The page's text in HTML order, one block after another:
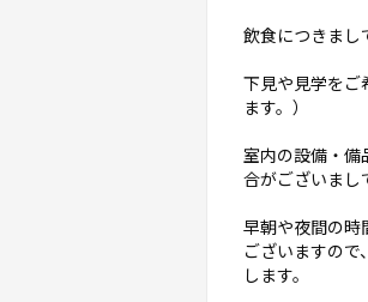
飲食につきまし
下見や見学をご
ます。）
室内の設備・備
合がございまし
早朝や夜間の時
ございますの
します。